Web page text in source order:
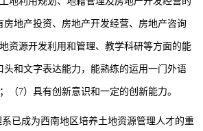
房地产投资、房地产开发经营、房地产咨询
资源开发利用和管理、教学科研等方面的能
头和文字表达能力，能熟练的运用一门外语
（7）具有创新意识和一定的创新能力。
系已成为西南地区培养土地资源管理人才的重